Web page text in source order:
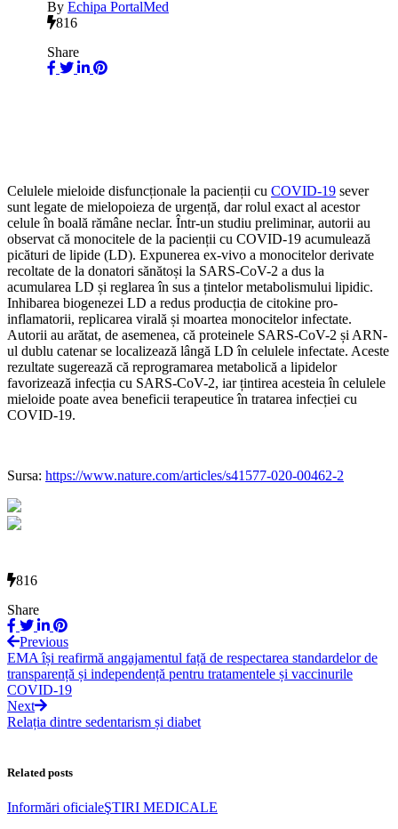
By Echipa PortalMed
816
Share
Celulele mieloide disfuncționale la pacienții cu COVID-19 sever
sunt legate de mielopoieza de urgență, dar rolul exact al acestor
celule în boală rămâne neclar. Într-un studiu preliminar, autorii au
observat că monocitele de la pacienții cu COVID-19 acumulează
picături de lipide (LD). Expunerea ex-vivo a monocitelor derivate
recoltate de la donatori sănătoși la SARS-CoV-2 a dus la
acumularea LD și reglarea în sus a țintelor metabolismului lipidic.
Inhibarea biogenezei LD a redus producția de citokine pro-
inflamatorii, replicarea virală și moartea monocitelor infectate.
Autorii au arătat, de asemenea, că proteinele SARS-CoV-2 și ARN-
ul dublu catenar se localizează lângă LD în celulele infectate. Aceste
rezultate sugerează că reprogramarea metabolică a lipidelor
favorizează infecția cu SARS-CoV-2, iar țintirea acesteia în celulele
mieloide poate avea beneficii terapeutice în tratarea infecției cu
COVID-19.
Sursa: https://www.nature.com/articles/s41577-020-00462-2
816
Share
Previous
EMA își reafirmă angajamentul față de respectarea standardelor de
transparență și independență pentru tratamentele și vaccinurile
COVID-19
Next
Relația dintre sedentarism și diabet
Related posts
Informări oficialeŞTIRI MEDICALE